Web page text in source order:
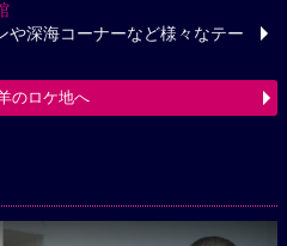
や深海コーナーなど様々なテー
のロケ地へ